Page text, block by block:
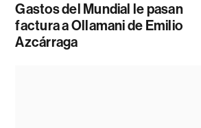
Gastos del Mundial le pasan
factura a Ollamani de Emilio
Azcárraga